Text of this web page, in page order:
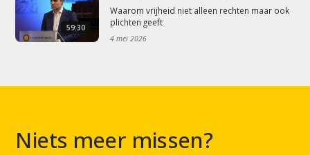
59:30
Waarom vrijheid niet alleen rechten maar ook
plichten geeft
4 mei 2026
Niets meer missen?